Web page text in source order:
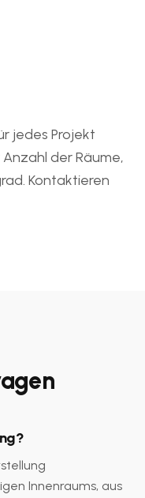
jedes Projekt
der Räume,
Kontaktieren
Innenraums, aus